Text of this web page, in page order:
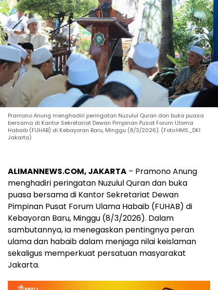
Pramono Anung menghadiri peringatan Nuzulul Quran dan buka puasa
bersama di Kantor Sekretariat Dewan Pimpinan Pusat Forum Ulama
Habaib (FUHAB) di Kebayoran Baru, Minggu (8/3/2026). (Foto:HMS_DKI
Jakarta)
ALIMANNEWS.COM, JAKARTA – Pramono Anung
menghadiri peringatan Nuzulul Quran dan buka
puasa bersama di Kantor Sekretariat Dewan
Pimpinan Pusat Forum Ulama Habaib (FUHAB) di
Kebayoran Baru, Minggu (8/3/2026). Dalam
sambutannya, ia menegaskan pentingnya peran
ulama dan habaib dalam menjaga nilai keislaman
sekaligus memperkuat persatuan masyarakat
Jakarta.